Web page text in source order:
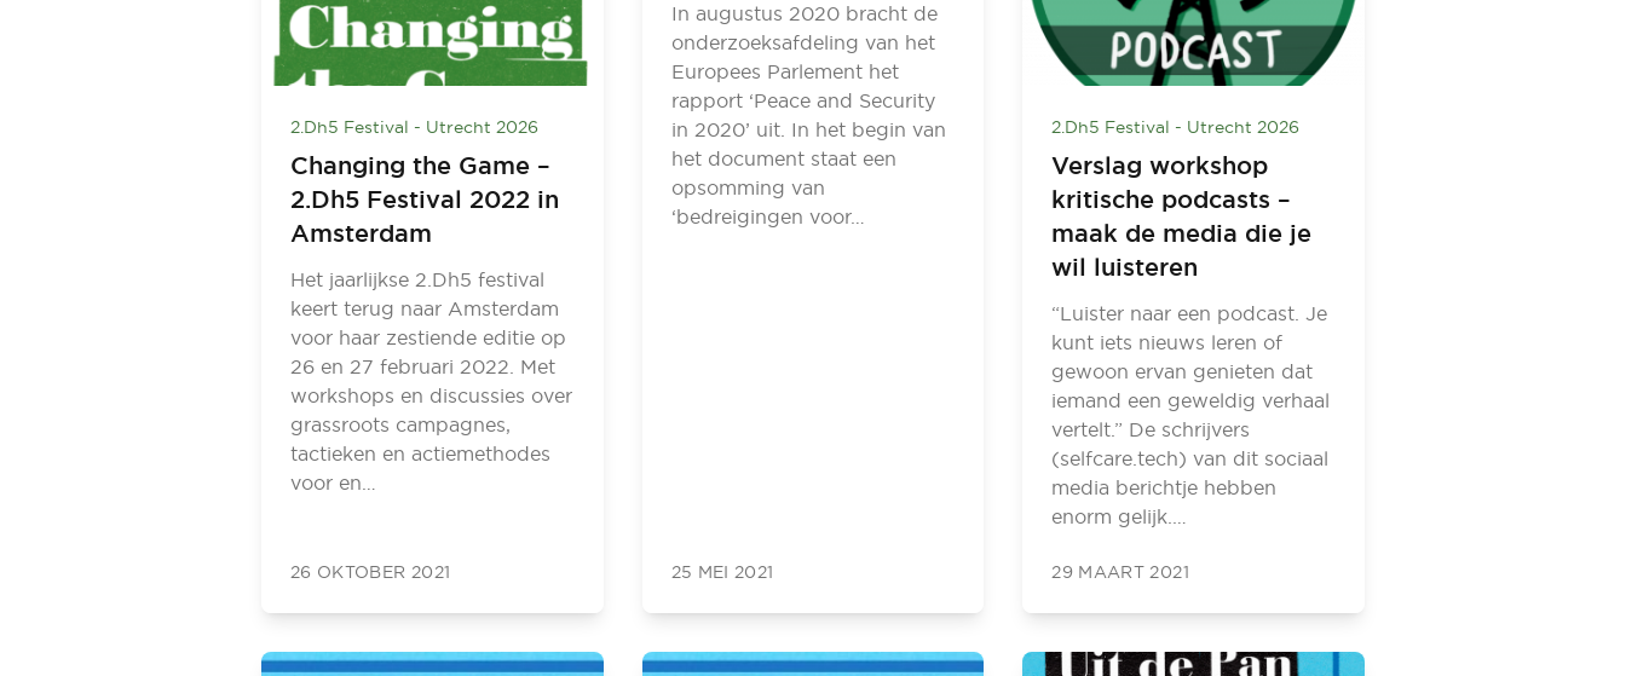
2.Dh5 Festival - Utrecht 2026
Changing the Game –
2.Dh5 Festival 2022 in
Amsterdam
Het jaarlijkse 2.Dh5 festival
keert terug naar Amsterdam
voor haar zestiende editie op
26 en 27 februari 2022. Met
workshops en discussies over
grassroots campagnes,
tactieken en actiemethodes
voor en…
26 OKTOBER 2021
In augustus 2020 bracht de
onderzoeksafdeling van het
Europees Parlement het
rapport ‘Peace and Security
in 2020’ uit. In het begin van
het document staat een
opsomming van
‘bedreigingen voor…
25 MEI 2021
2.Dh5 Festival - Utrecht 2026
Verslag workshop
kritische podcasts –
maak de media die je
wil luisteren
“Luister naar een podcast. Je
kunt iets nieuws leren of
gewoon ervan genieten dat
iemand een geweldig verhaal
vertelt.” De schrijvers
(selfcare.tech) van dit sociaal
media berichtje hebben
enorm gelijk.…
29 MAART 2021